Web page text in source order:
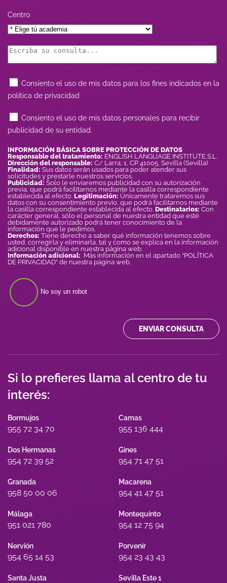
Centro
Consiento el uso de mis datos para los fines indicados en la
política de privacidad
Consiento el uso de mis datos personales para recibir
publicidad de su entidad.
INFORMACIÓN BÁSICA SOBRE PROTECCIÓN DE DATOS
Responsable del tratamiento: ENGLISH LANGUAGE INSTITUTE,S.L.
Dirección del responsable: C/ Larra, 1, CP 41005, Sevilla (Sevilla)
Finalidad: Sus datos serán usados para poder atender sus
solicitudes y prestarle nuestros servicios.
Publicidad: Solo le enviaremos publicidad con su autorización
previa, que podrá facilitarnos mediante la casilla correspondiente
establecida al efecto. Legitimación: Únicamente trataremos sus
datos con su consentimiento previo, que podrá facilitarnos mediante
la casilla correspondiente establecida al efecto. Destinatarios: Con
carácter general, sólo el personal de nuestra entidad que esté
debidamente autorizado podrá tener conocimiento de la
información que le pedimos.
Derechos: Tiene derecho a saber qué información tenemos sobre
usted, corregirla y eliminarla, tal y como se explica en la información
adicional disponible en nuestra página web.
Información adicional: Más información en el apartado “POLÍTICA
DE PRIVACIDAD” de nuestra página web.
No soy un robot
ENVIAR CONSULTA
Si lo prefieres llama al centro de tu
interés:
Bormujos
955 72 34 70
Camas
955 136 444
Dos Hermanas
954 72 39 52
Gines
954 71 47 51
Granada
958 50 00 06
Macarena
954 41 47 51
Málaga
951 021 780
Montequinto
954 12 75 94
Nervión
954 65 14 53
Porvenir
954 23 43 43
Santa Justa Sevilla Este 1